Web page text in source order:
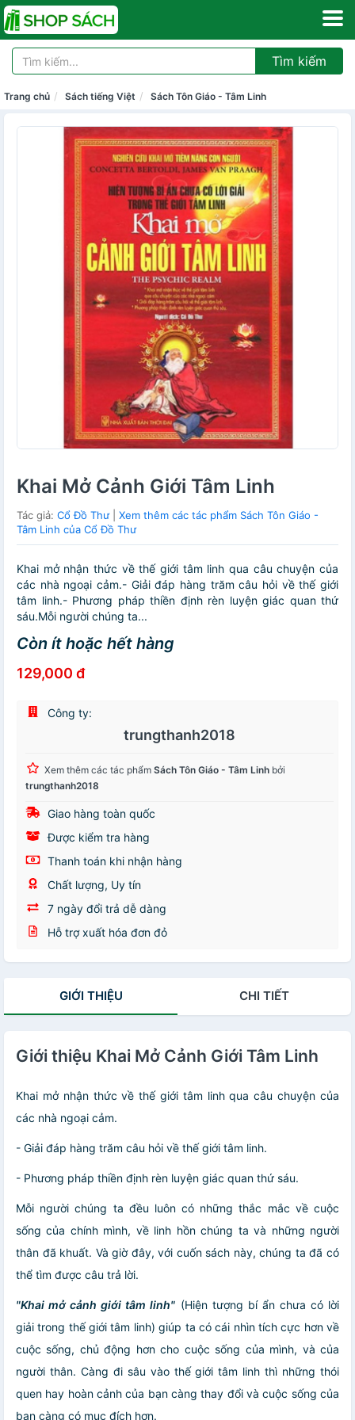
Tìm kiếm
Trang chủ Sách tiếng Việt Sách Tôn Giáo - Tâm Linh
Khai Mở Cảnh Giới Tâm Linh
Tác giả: Cổ Đồ Thư| Xem thêm các tác phẩm Sách Tôn Giáo -
Tâm Linh của Cổ Đồ Thư
Khai mở nhận thức về thế giới tâm linh qua câu chuyện của
các nhà ngoại cảm.- Giải đáp hàng trăm câu hỏi về thế giới
tâm linh.- Phương pháp thiền định rèn luyện giác quan thứ
sáu.Mỗi người chúng ta...
Còn ít hoặc hết hàng
129,000 đ
Công ty:
trungthanh2018
Xem thêm các tác phẩm Sách Tôn Giáo - Tâm Linh bởi
trungthanh2018
Giao hàng toàn quốc
Được kiểm tra hàng
Thanh toán khi nhận hàng
Chất lượng, Uy tín
7 ngày đổi trả dễ dàng
Hỗ trợ xuất hóa đơn đỏ
GIỚI THIỆU CHI TIẾT
Giới thiệu Khai Mở Cảnh Giới Tâm Linh
Khai mở nhận thức về thế giới tâm linh qua câu chuyện của
các nhà ngoại cảm.
- Giải đáp hàng trăm câu hỏi về thế giới tâm linh.
- Phương pháp thiền định rèn luyện giác quan thứ sáu.
Mỗi người chúng ta đều luôn có những thắc mắc về cuộc
sống của chính mình, về linh hồn chúng ta và những người
thân đã khuất. Và giờ đây, với cuốn sách này, chúng ta đã có
thể tìm được câu trả lời.
"Khai mở cảnh giới tâm linh" (Hiện tượng bí ẩn chưa có lời
giải trong thế giới tâm linh) giúp ta có cái nhìn tích cực hơn về
cuộc sống, chủ động hơn cho cuộc sống của mình, và của
người thân. Càng đi sâu vào thế giới tâm linh thì những thói
quen hay hoàn cảnh của bạn càng thay đổi và cuộc sống của
bạn càng có mục đích hơn.